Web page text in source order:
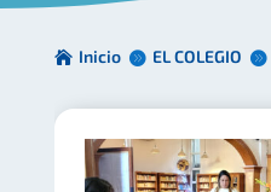
Inicio EL COLEGIO